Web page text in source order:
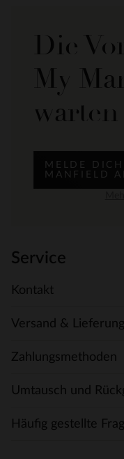
Die
My
MELDE
MANFIELD
Service
Kontakt
Versand & Lieferung
Zahlungsmethoden
Umtausch und
Häufig gestellte